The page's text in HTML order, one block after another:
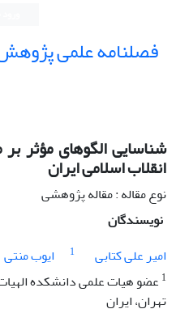
فصلنامه علمی
شناسایی الگوهای مؤثر
انقلاب اسلامی ایران
نوع مقاله : مقاله پژوهشی
نویسندگان
امیر علی کتابی
1 ایوب منتی
1 عضو هیات علمی دانشکده
تهران، ایران